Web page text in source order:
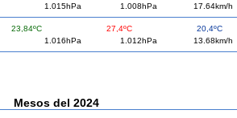
1.015hPa 1.008hPa 17.64km/h
23,84ºC 27,4ºC
20,4ºC
1.016hPa 1.012hPa 13.68km/h
Mesos del 2024